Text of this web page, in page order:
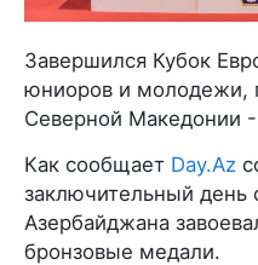
Завершился Кубок
юниоров и молодежи,
Северной Македонии
Как сообщает Day.Az
заключительный день
Азербайджана
бронзовые медали.